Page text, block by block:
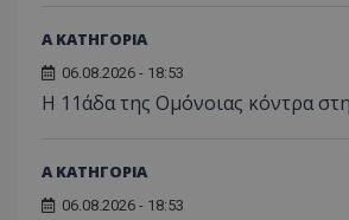
Α ΚΑΤΗΓΟΡΙΑ
06.08.2026 - 18:53
Η 11άδα της Ομόνοιας κόντρα
Α ΚΑΤΗΓΟΡΙΑ
06.08.2026 - 18:53